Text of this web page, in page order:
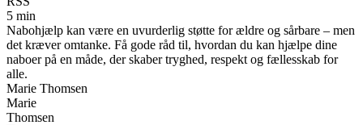
5 min
Nabohjælp kan være en uvurderlig støtte for ældre og sårbare – men
det kræver omtanke. Få gode råd til, hvordan du kan hjælpe dine
naboer på en måde, der skaber tryghed, respekt og fællesskab for
alle.
Marie Thomsen
Marie
Thomsen